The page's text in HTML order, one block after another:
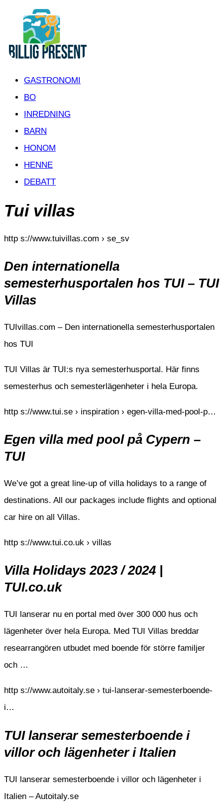
GASTRONOMI
BO
INREDNING
BARN
HONOM
HENNE
DEBATT
Tui villas
http s://www.tuivillas.com › se_sv
Den internationella
semesterhusportalen hos TUI – TUI
Villas
TUIvillas.com – Den internationella semesterhusportalen
hos TUI
TUI Villas är TUI:s nya semesterhusportal. Här finns
semesterhus och semesterlägenheter i hela Europa.
http s://www.tui.se › inspiration › egen-villa-med-pool-p…
Egen villa med pool på Cypern –
TUI
We’ve got a great line-up of villa holidays to a range of
destinations. All our packages include flights and optional
car hire on all Villas.
http s://www.tui.co.uk › villas
Villa Holidays 2023 / 2024 |
TUI.co.uk
TUI lanserar nu en portal med över 300 000 hus och
lägenheter över hela Europa. Med TUI Villas breddar
researrangören utbudet med boende för större familjer
och …
http s://www.autoitaly.se › tui-lanserar-semesterboende-
i…
TUI lanserar semesterboende i
villor och lägenheter i Italien
TUI lanserar semesterboende i villor och lägenheter i
Italien – Autoitaly.se